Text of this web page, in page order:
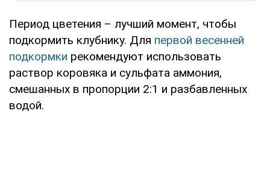
Период цветения – лучший момент, чтобы
подкормить клубнику. Для первой весенней
подкормки рекомендуют использовать
раствор коровяка и сульфата аммония,
смешанных в пропорции 2:1 и разбавленных
водой.